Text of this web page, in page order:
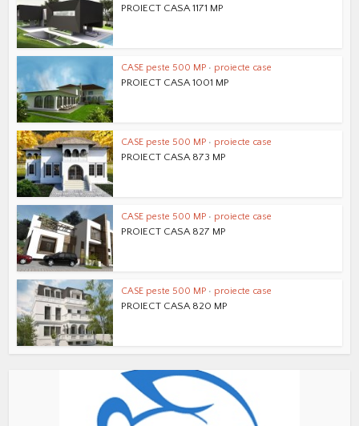
PROIECT CASA 1171 MP
CASE peste 500 MP • proiecte case
PROIECT CASA 1001 MP
CASE peste 500 MP • proiecte case
PROIECT CASA 873 MP
CASE peste 500 MP • proiecte case
PROIECT CASA 827 MP
CASE peste 500 MP • proiecte case
PROIECT CASA 820 MP